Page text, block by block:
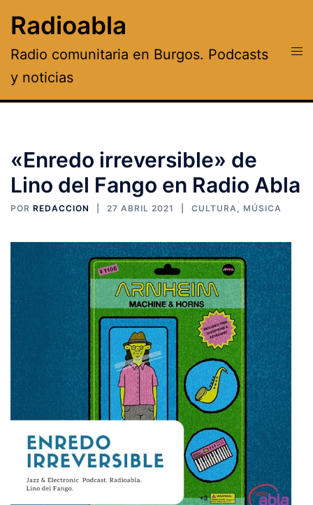
Radioabla
Radio comunitaria en Burgos. Podcasts
y noticias
«Enredo irreversible» de
Lino del Fango en Radio Abla
POR REDACCION 27 ABRIL 2021 CULTURA, MÚSICA